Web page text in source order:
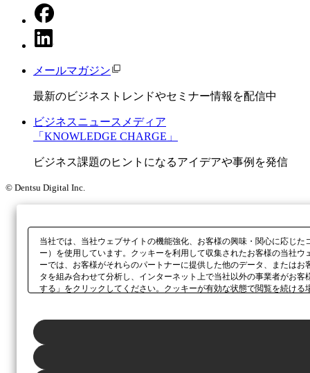
メールマガジン
最新のビジネストレンドやセミナー情報を配信中
ビジネスニュースメディア
「KNOWLEDGE CHARGE」
ビジネス課題のヒントになるアイデアや事例を発信
© Dentsu Digital Inc.
当社では、当社ウェブサイトの機能強化、お客様の興味・関心に応じ
ー）を使用しています。クッキーを利用して収集されたお客様の当社
ーでは、お客様がそれらのパートナーに提供した他のデータ、または
タを組み合わせて分析し、インターネット上で当社以外の事業者がお
する」をクリックしてください。クッキーが有効な状態で閲覧を続け